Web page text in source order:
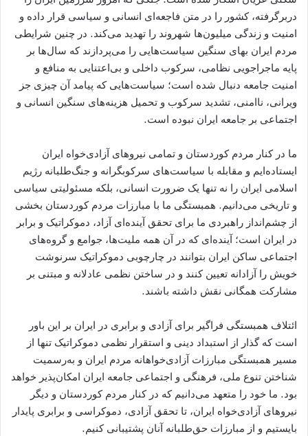
دربرگرفته، کشور را در متن فاجعه‌ای انسانی و سیاسی قرار داده و
امنیت و زندگی میلیون‌ها شهروند را تهدید می‌کند. در چنین شرایطی
مردم ایران بهای سنگین سیاست‌هایی را می‌پردازند که سال‌ها بر
پایه ماجراجویی نظامی، سرکوب داخلی و بی‌اعتنایی به منافع و
امنیت جامعه دنبال شده است؛ سیاست‌هایی که پیامد آن چیزی جز
ویرانی، ناامنی، تشدید سرکوب و تحمیل هزینه‌های سنگین انسانی و
اجتماعی بر جامعه ایران نبوده است.
ما در کنار مردم کوردستان و تمامی نیروهای آزادی‌خواه ایران
ایستاده‌ایم و مقابله با سیاست‌های سرکوبگرانه و جنگ‌طلبانه رژیم
اسلامی ایران را نه تنها یک ضرورت انسانی، بلکه مسئولیتی سیاسی
و تاریخی می‌دانیم. همبستگی ما با مبارزات مردم کوردستان بخشی
از چشم‌انداز راهبردی ما برای تحقق آینده‌ای آزاد، دموکراتیک و برابر
در ایران است؛ آینده‌ای که در آن همه ملیت‌ها، جوامع و گروه‌های
اجتماعی ساکن ایران بتوانند در چارچوبی دموکراتیک سرنوشت
خویش را آزادانه تعیین کنند و در ساختن نظمی عادلانه و مبتنی بر
مشارکت همگانی نقش داشته باشند.
ائتلاف همبستگی فراگیر برای آزادی و برابری در ایران بر این باور
است که گذار از استبداد دینی و استقرار نظمی دموکراتیک تنها از
مسیر همبستگی مبارزات آزادی‌خواهانه مردم ایران و به‌رسمیت
شناختن تنوع ملی، فرهنگی و اجتماعی جامعه ایران امکان‌پذیر خواهد
بود. ما خود را متعهد می‌دانیم که در کنار مردم کوردستان و دیگر
نیروهای آزادی‌خواه ایران، تا تحقق آزادی، دموکراسی و برابری پایدار
بایستیم و از مبارزات حق‌طلبانه آنان پشتیبانی کنیم.